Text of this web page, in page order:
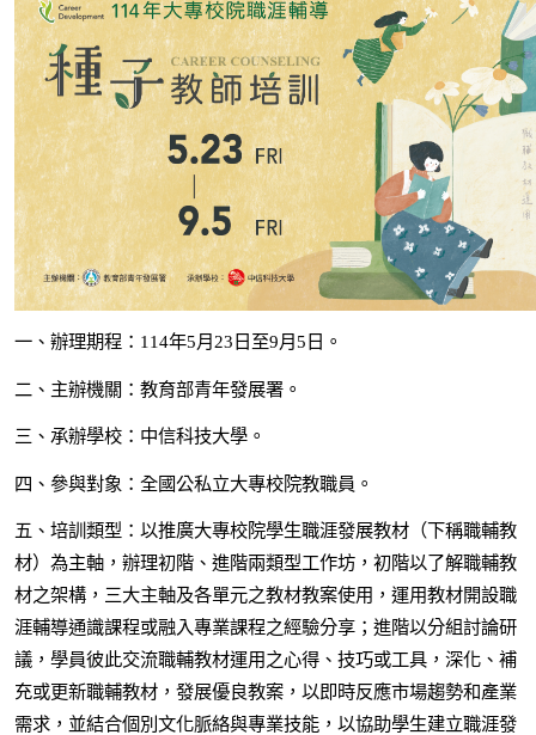
一、辦理期程：114年5月23日至9月5日。
二、主辦機關：教育部青年發展署。
三、承辦學校：中信科技大學。
四、參與對象：全國公私立大專校院教職員。
五、培訓類型：以推廣大專校院學生職涯發展教材（下稱職輔教
材）為主軸，辦理初階、進階兩類型工作坊，初階以了解職輔教
材之架構，三大主軸及各單元之教材教案使用，運用教材開設職
涯輔導通識課程或融入專業課程之經驗分享；進階以分組討論研
議，學員彼此交流職輔教材運用之心得、技巧或工具，深化、補
充或更新職輔教材，發展優良教案，以即時反應市場趨勢和產業
需求，並結合個別文化脈絡與專業技能，以協助學生建立職涯發